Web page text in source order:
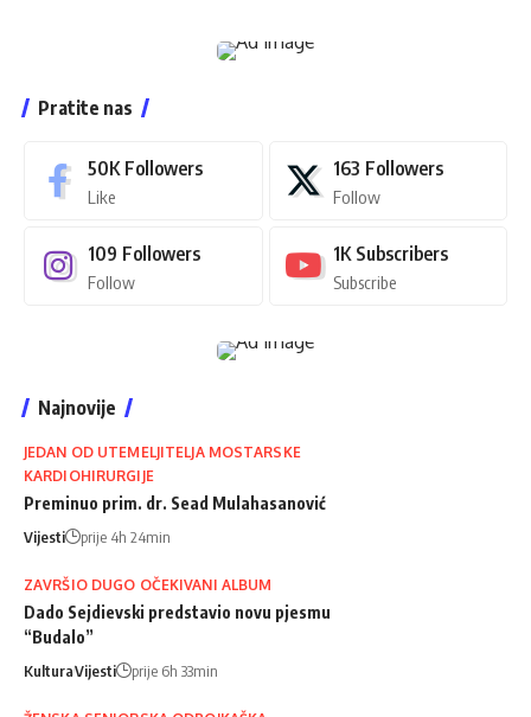
Pratite nas
50K Followers
Like
163 Followers
Follow
109 Followers
Follow
1K Subscribers
Subscribe
Najnovije
JEDAN OD UTEMELJITELJA MOSTARSKE
KARDIOHIRURGIJE
Preminuo prim. dr. Sead Mulahasanović
Vijesti prije 4h 24min
ZAVRŠIO DUGO OČEKIVANI ALBUM
Dado Sejdievski predstavio novu pjesmu
“Budalo”
KulturaVijesti prije 6h 33min